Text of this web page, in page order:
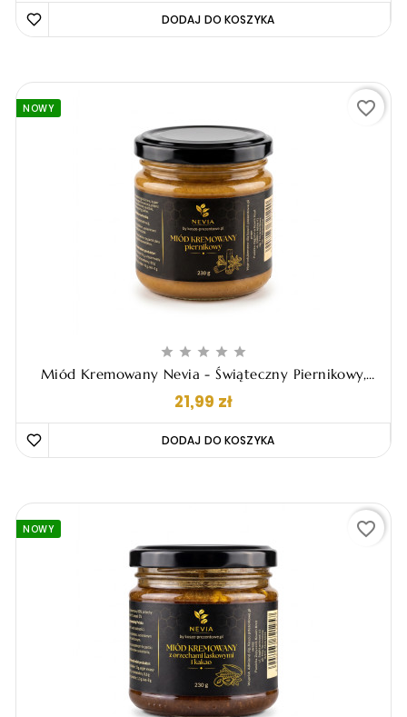
NOWY
    
Miód Kremowany Nevia - Świąteczny Piernikowy,
21,99 złCena
favorite_border
NOWY favorite_border